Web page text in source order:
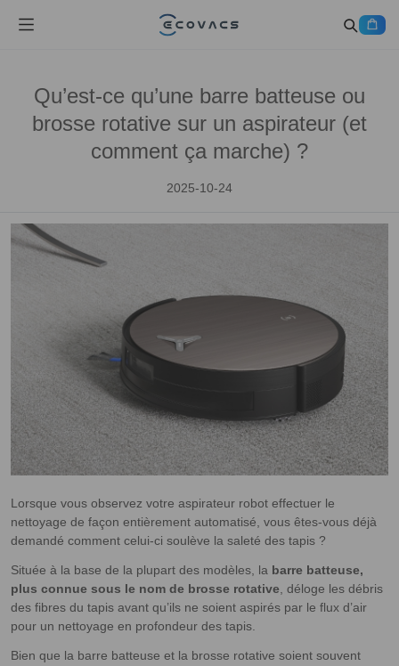
Qu’est-ce qu’une barre batteuse ou
brosse rotative sur un aspirateur (et
comment ça marche) ?
2025-10-24
Lorsque vous observez votre aspirateur robot effectuer le
nettoyage de façon entièrement automatisé, vous êtes-vous déjà
demandé comment celui-ci soulève la saleté des tapis ?
Située à la base de la plupart des modèles, la barre batteuse,
plus connue sous le nom de brosse rotative , déloge les débris
des fibres du tapis avant qu’ils ne soient aspirés par le flux d’air
pour un nettoyage en profondeur des tapis.
Bien que la barre batteuse et la brosse rotative soient souvent